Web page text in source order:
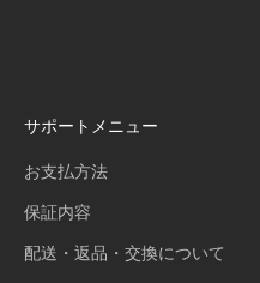
サポートメニュー
お支払方法
保証内容
配送・返品・交換について